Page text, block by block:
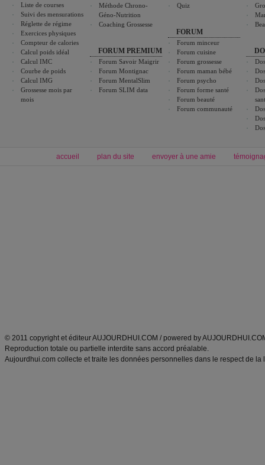
Liste de courses
Suivi des mensurations
Réglette de régime
Exercices physiques
Compteur de calories
Calcul poids idéal
Calcul IMC
Courbe de poids
Calcul IMG
Grossesse mois par
mois
Méthode Chrono-
Géno-Nutrition
Coaching Grossesse
FORUM PREMIUM
Forum Savoir Maigrir
Forum Montignac
Forum MentalSlim
Forum SLIM data
Quiz
FORUM
Forum minceur
Forum cuisine
Forum grossesse
Forum maman bébé
Forum psycho
Forum forme santé
Forum beauté
Forum communauté
accueil plan du site envoyer à une amie
© 2011 copyright et éditeur AUJOURDHUI.COM / powered by
Reproduction totale ou partielle interdite sans accord préalable.
Aujourdhui.com collecte et traite les données personnelles dans le respect de